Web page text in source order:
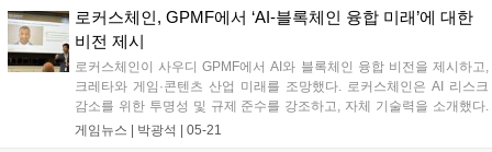
로커스체인, GPMF에서 ‘AI-블록체인 융합 미래’에 대한
비전 제시
로커스체인이 사우디 GPMF에서 AI와 블록체인 융합 비전을 제시하고,
크레타와 게임·콘텐츠 산업 미래를 조망했다. 로커스체인은 AI 리스크
감소를 위한 투명성 및 규제 준수를 강조하고, 자체 기술력을 소개했다.
크레타는 AI와 몰입형 기술 발전이 게임 제작 방식을 혁신할 것이라고 전
게임뉴스 | 박광석 05-21